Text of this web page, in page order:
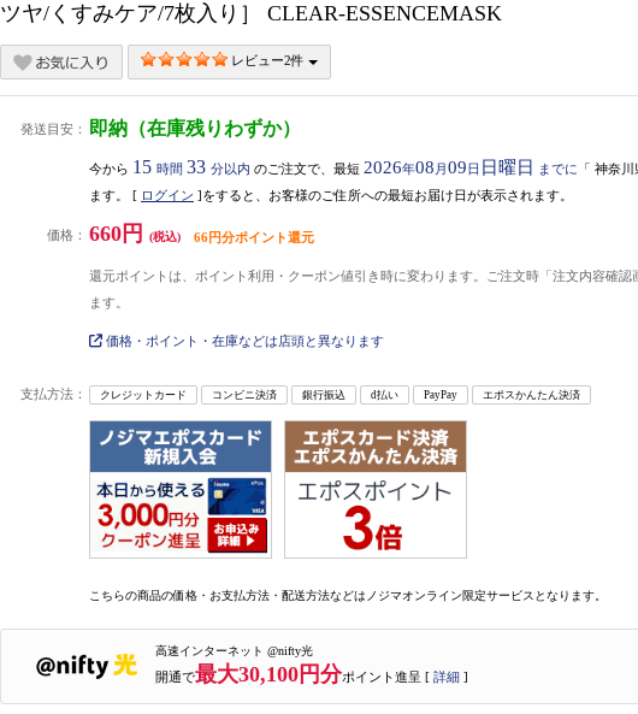
ツヤ/くすみケア/7枚入り］ CLEAR-ESSENCEMASK
レビュー2件
発送目安： 即納（在庫残りわずか）
今から 15 時間 33 分以内 のご注文で、最短 2026年08 月09日 日曜日 までに 「 神奈川
ます。 [ ログイン ]をすると、お客様のご住所への最短お届け日が表示されます。
価格： 660円 (税込) 66円分ポイント還元
還元ポイントは、ポイント利用・クーポン値引き時に変わります。ご注文時「注文内容確認
ます。
価格・ポイント・在庫などは店頭と異なります
支払方法： クレジットカード コンビニ決済 銀行振込 d払い PayPay エポスかんたん決済
こちらの商品の価格・お支払方法・配送方法などはノジマオンライン限定サービスとなります。
高速インターネット @nifty光
開通で最大30,100円分ポイント進呈 [ 詳細 ]